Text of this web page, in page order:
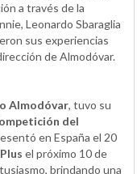
a través de la
Leonardo Sbaraglia
sus experiencias
de Almodóvar.
Almodóvar, tuvo su
del
en España el 20
el próximo 10 de
brindando una